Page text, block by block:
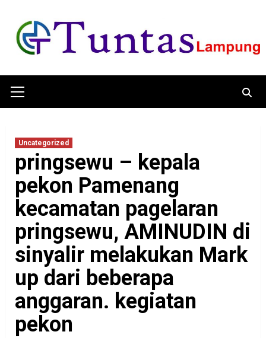
content
Menu
Uncategorized
pringsewu – kepala
pekon Pamenang
kecamatan pagelaran
pringsewu, AMINUDIN di
sinyalir melakukan Mark
up dari beberapa
anggaran. kegiatan
pekon